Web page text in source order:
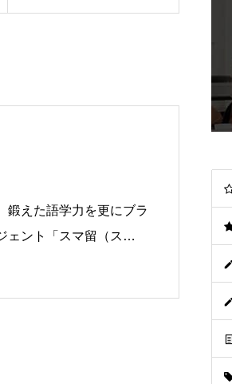
鍛えた語学力を更にブラ
ェント「スマ留（ス…